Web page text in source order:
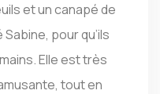
et un canapé de
pour qu’ils
Elle est très
tout en